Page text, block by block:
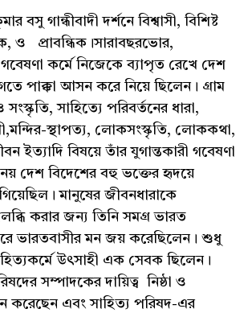
বসু গান্ধীবাদী দর্শনে বিশ্বাসী, বিশিষ্ট
ও প্রাবন্ধিক।সারাবছরভোর,
কর্মে নিজেকে ব্যাপৃত রেখে দেশ
পাক্কা আসন করে নিয়ে ছিলেন। গ্ৰাম
সাহিত্যে পরিবর্তনের ধারা,
স্থাপত্য, লোকসংস্কৃতি, লোককথা,
ইত্যাদি বিষয়ে তাঁর যুগান্তকারী গবেষণা
দেশ বিদেশের বহু ভক্তের হৃদয়ে
মানুষের জীবনধারাকে
করার জন্য তিনি সমগ্র ভারত
ভারতবাসীর মন জয় করেছিলেন। শুধু
উৎসাহী এক সেবক ছিলেন।
সম্পাদকের দায়িত্ব নিষ্ঠা ও
করেছেন এবং সাহিত্য পরিষদ-এর